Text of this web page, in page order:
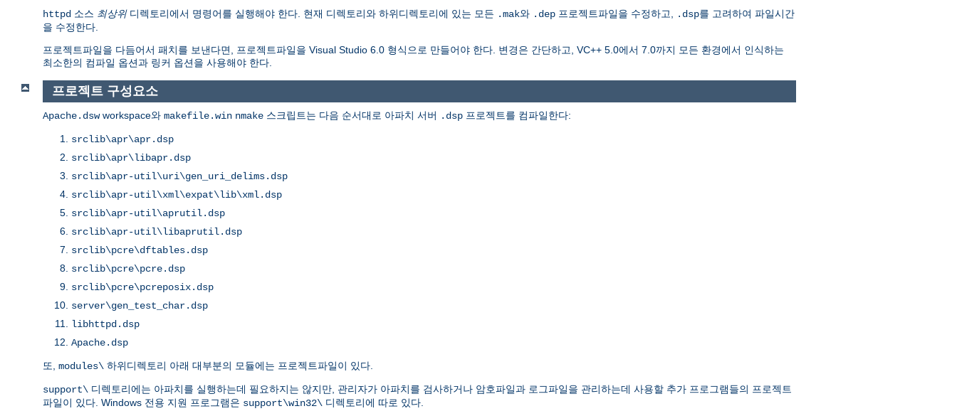
httpd 소스 최상위디렉토리에서 명령어를 실행해야 한다. 현재 디렉토리와 하위디렉토리에 있는 모든 .mak와 .dep 프로젝트파일을 수정하고, .dsp를 고려하여 파일시간
을 수정한다.
프로젝트파일을 다듬어서 패치를 보낸다면, 프로젝트파일을 Visual Studio 6.0 형식으로 만들어야 한다. 변경은 간단하고, VC++ 5.0에서 7.0까지 모든 환경에서 인식하는
최소한의 컴파일 옵션과 링커 옵션을 사용해야 한다.
프로젝트 구성요소
Apache.dswworkspace와 makefile.win nmake 스크립트는 다음 순서대로 아파치 서버 .dsp 프로젝트를 컴파일한다:
srclib\apr\apr.dsp
srclib\apr\libapr.dsp
srclib\apr-util\uri\gen_uri_delims.dsp
srclib\apr-util\xml\expat\lib\xml.dsp
srclib\apr-util\aprutil.dsp
srclib\apr-util\libaprutil.dsp
srclib\pcre\dftables.dsp
srclib\pcre\pcre.dsp
srclib\pcre\pcreposix.dsp
server\gen_test_char.dsp
libhttpd.dsp
Apache.dsp
또, modules\ 하위디렉토리 아래 대부분의 모듈에는 프로젝트파일이 있다.
support\ 디렉토리에는 아파치를 실행하는데 필요하지는 않지만, 관리자가 아파치를 검사하거나 암호파일과 로그파일을 관리하는데 사용할 추가 프로그램들의 프로젝트
파일이 있다. Windows 전용 지원 프로그램은 support\win32\ 디렉토리에 따로 있다.